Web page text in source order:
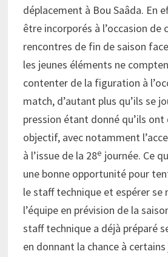
déplacement à Bou Saâda. En
être incorporés à l’occasion de
rencontres de fin de saison face
les jeunes éléments ne
contenter de la figuration à
match, d’autant plus qu’ils se
pression étant donné qu’ils ont
objectif, avec notamment
à l’issue de la 28e journée. Ce
une bonne opportunité pour
le staff technique et espérer se
l’équipe en prévision de la
staff technique a déjà préparé
en donnant la chance à certains